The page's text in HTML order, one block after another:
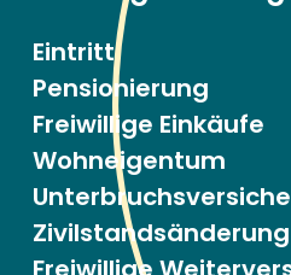
Eintritt
Pensionierung
Freiwillige Einkäufe
Wohneigentum
Zivilstandsänderung